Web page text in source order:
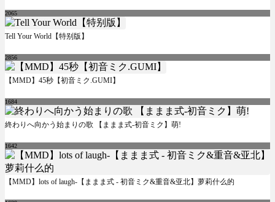
2065
Tell Your World【特别版】
2856
【MMD】45秒【初音ミク.GUMI】
1684
終わりへ向かう始まりの歌 【ままま式-初音ミク】萌!
1642
【MMD】lots of laugh-【ままま式 - 初音ミク&重音&亚北】萝莉什么的